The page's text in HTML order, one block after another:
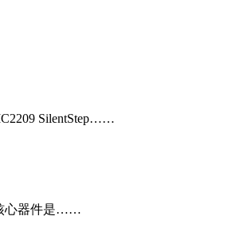
SilentStep……
心器件是……